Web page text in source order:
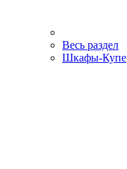
Весь раздел
Шкафы-Купе